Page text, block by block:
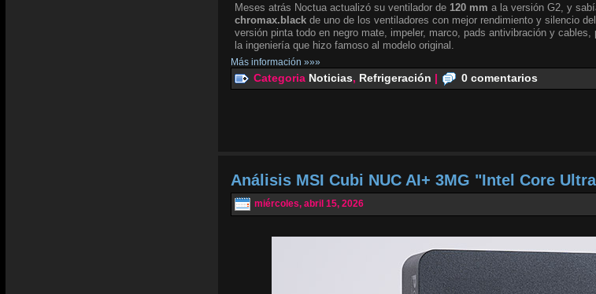
Meses atrás Noctua actualizó su ventilador de 120 mm a la versión G2, y
chromax.black de uno de los ventiladores con mejor rendimiento y silencio
versión pinta todo en negro mate, impeler, marco, pads antivibración y
la ingeniería que hizo famoso al modelo original.
Más información »»»
Categoria Noticias, Refrigeración | 0 comentarios
Análisis MSI Cubi NUC AI+ 3MG "Intel Core
miércoles, abril 15, 2026